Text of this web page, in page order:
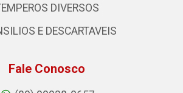
DIVERSOS
E DESCARTAVEIS
Fale Conosco